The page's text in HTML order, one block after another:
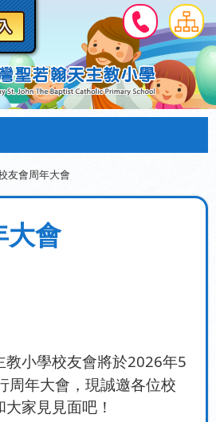
友會周年大會
大會
教小學校友會將於2026年5
周年大會，現誠邀各位校
家見見面吧！